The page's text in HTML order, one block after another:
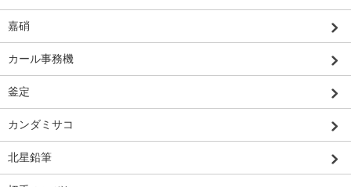
嘉硝
カール事務機
釜定
カンダミサコ
北星鉛筆